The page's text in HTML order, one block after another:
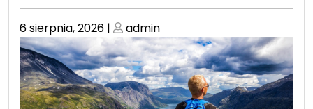
Posted
on
6 sierpnia, 2026 | Posted
on
admin